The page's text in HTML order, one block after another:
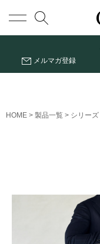
メニュー
メルマガ登録
HOME 製品一覧 シリーズ